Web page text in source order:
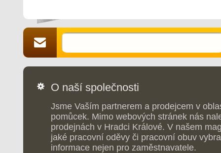
O naší společnosti
Jsme Vaším partnerem a prodejcem v
pomůcek. Mimo webových stránek nás
prodejnách v Hradci Králové. V našem
jaké pracovní oděvy či pracovní obuv
informace nejen pro zaměstnavatele.